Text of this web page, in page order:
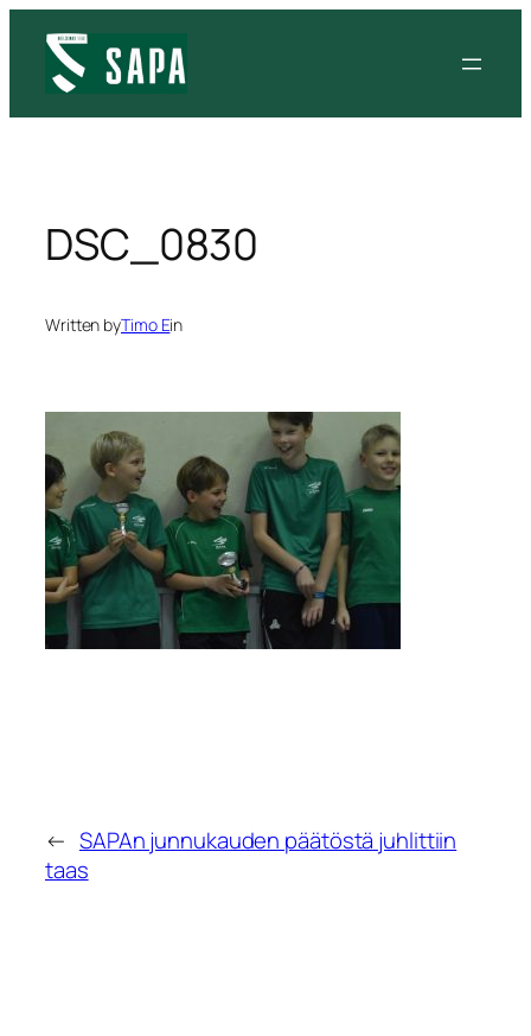
sisältöön
DSC_0830
Written byTimo Ein
← SAPAn junnukauden päätöstä juhlittiin
taas